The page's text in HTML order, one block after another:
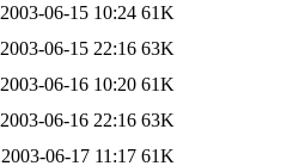
2003-06-15 10:24 61K
2003-06-15 22:16 63K
2003-06-16 10:20 61K
2003-06-16 22:16 63K
2003-06-17 11:17 61K